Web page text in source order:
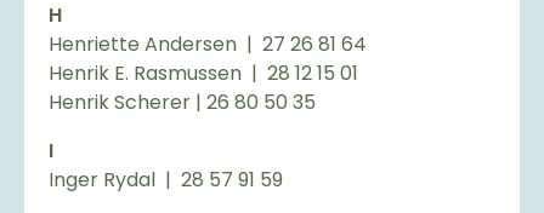
H
Henriette Andersen | 27 26 81 64
Henrik E. Rasmussen | 28 12 15 01
Henrik Scherer | 26 80 50 35
I
Inger Rydal | 28 57 91 59